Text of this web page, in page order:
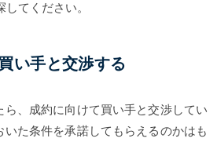
てください。
い手と交渉する
ら、成約に向けて買い手と交渉してい
いた条件を承諾してもらえるのかはも